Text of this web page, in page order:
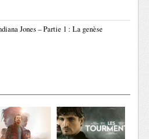
Jones – Partie 1 : La genèse